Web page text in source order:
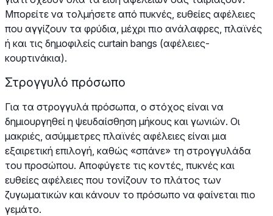
Μπορείτε να τολμήσετε από πυκνές, ευθείες αφέλειες
που αγγίζουν τα φρύδια, μέχρι πιο ανάλαφρες, πλαϊνές
ή και τις δημοφιλείς curtain bangs (αφέλειες-
κουρτινάκια).
Στρογγυλό πρόσωπο
Για τα στρογγυλά πρόσωπα, ο στόχος είναι να
δημιουργηθεί η ψευδαίσθηση μήκους και γωνιών. Οι
μακριές, ασύμμετρες πλαϊνές αφέλειες είναι μια
εξαιρετική επιλογή, καθώς «σπάνε» τη στρογγυλάδα
του προσώπου. Αποφύγετε τις κοντές, πυκνές και
ευθείες αφέλειες που τονίζουν το πλάτος των
ζυγωματικών και κάνουν το πρόσωπο να φαίνεται πιο
γεμάτο.